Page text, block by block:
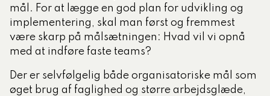
mål. For at lægge en god plan for udvikling og
implementering, skal man først og fremmest
være skarp på målsætningen: Hvad vil vi opnå
med at indføre faste teams?
Der er selvfølgelig både organisatoriske mål som
øget brug af faglighed og større arbejdsglæde,